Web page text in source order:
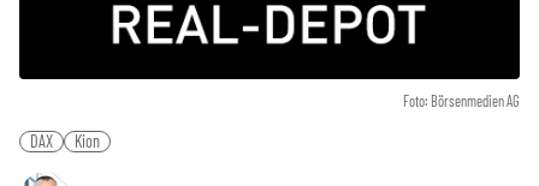
Foto: Börsenmedien AG
DAX Kion